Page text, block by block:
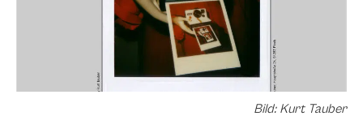
Bild: Kurt Tauber